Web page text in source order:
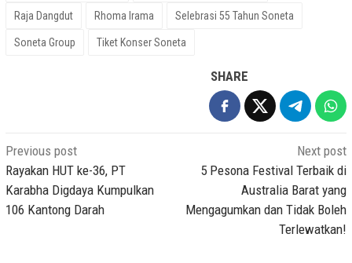
Raja Dangdut Rhoma Irama Selebrasi 55 Tahun Soneta
Soneta Group Tiket Konser Soneta
SHARE
Post
navigation
Previous post
Rayakan HUT ke-36, PT
Karabha Digdaya Kumpulkan
106 Kantong Darah
Next post
5 Pesona Festival Terbaik di
Australia Barat yang
Mengagumkan dan Tidak Boleh
Terlewatkan!